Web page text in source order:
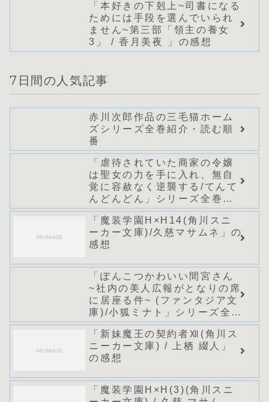
「本好きの下剋上~司書になる
ためには手段を選んでいられ
ません~第三部「領主の養女
3」 / 香月美夜 」の感想
7日間の人気記事
赤川次郎作品の三毛猫ホーム
ズシリーズ全巻紹介・読む順
番
「虐待されていた商家の令嬢
は聖女の力を手に入れ、無自
覚に容赦なく逆襲する/てんて
んどんどん」シリーズ全巻の
あらすじ・感想
「魔装学園H×H14(角川スニ
ーカー文庫)/久慈マサムネ」の
感想
「ぽんこつかわいい間宮さん
~社内の美人広報がとなりの席
に居座る件~ (ファンタジア文
庫)/小狐ミナト」シリーズ全巻
のあらすじ・感想
「新妹魔王の契約者Ⅻ(角川ス
ニーカー文庫) / 上栖 綴人」
の感想
「魔装学園H×H(3)(角川スニ